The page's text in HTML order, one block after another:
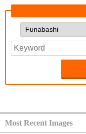
Most Recent Images